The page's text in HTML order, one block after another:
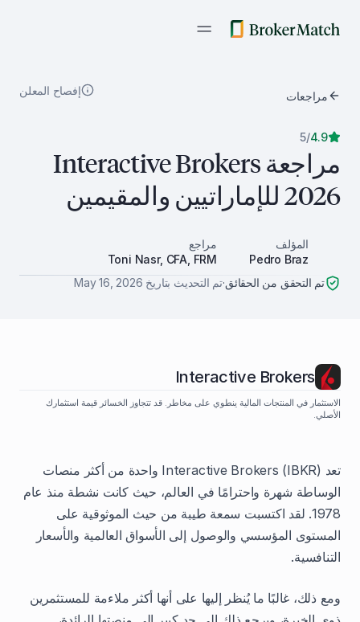
مراجعات إفصاح المعلن
4.9
/
5
مراجعة Interactive Brokers
2026 للإماراتيين والمقيمين
المؤلف
Pedro Braz
مراجع
Toni Nasr, CFA, FRM
تم التحقق من الحقائق·تم التحديث بتاريخ May 16, 2026
Interactive Brokers
الاستثمار في المنتجات المالية ينطوي على مخاطر. قد تتجاوز الخسائر قيمة استثمارك
الأصلي.
تعد Interactive Brokers (IBKR) واحدة من أكثر منصات
الوساطة شهرة واحترامًا في العالم، حيث كانت نشطة منذ عام
1978. لقد اكتسبت سمعة طيبة من حيث الموثوقية على
المستوى المؤسسي والوصول إلى الأسواق العالمية والأسعار
التنافسية.
ومع ذلك، غالبًا ما يُنظر إليها على أنها أكثر ملاءمة للمستثمرين